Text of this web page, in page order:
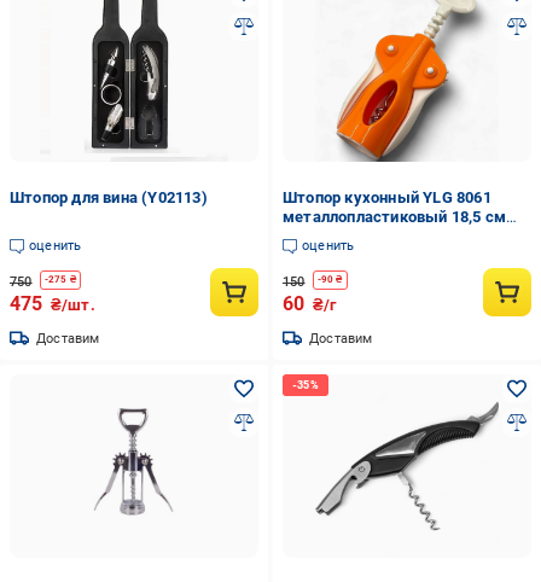
Штопор для вина (Y02113)
оценить
750 -275 ₴
475 ₴/шт.
Доставим
Штопор кухонный YLG 8061
металлопластиковый 18,5 см
(8061)
оценить
150 -90 ₴
60 ₴/г
Доставим